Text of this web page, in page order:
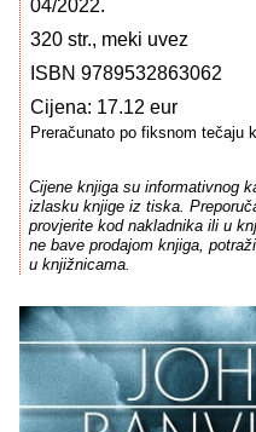
04/2022.
320 str., meki uvez
ISBN 9789532863062
Cijena: 17.12 eur
Preračunato po fiksnom tečaju
Cijene knjiga su informativnog
izlasku knjige iz tiska.
provjerite kod nakladnika ili u
ne bave prodajom knjiga,
u knjižnicama.